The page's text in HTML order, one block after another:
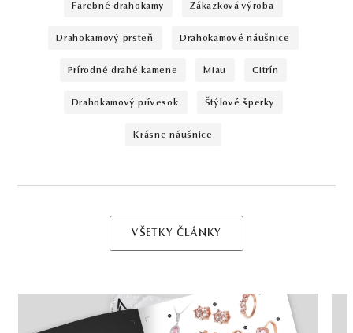
farebné drahokamy zákazková výroba
drahokamový prsteň drahokamové náušnice
prírodné drahé kamene miau citrín
drahokamový prívesok štýlové šperky
krásne náušnice
VŠETKY ČLÁNKY